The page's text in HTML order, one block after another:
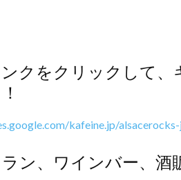
クをクリックして、
kafeine.jp/
ン、ワインバー、酒